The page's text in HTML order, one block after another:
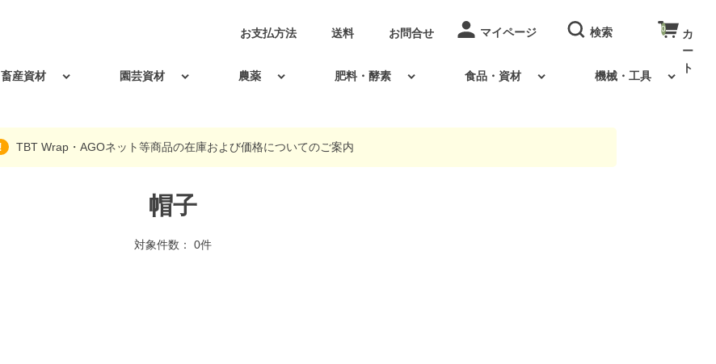
畜産資材 園芸資材 農薬 肥料・酵素 食品・資材 機械・工具
お支払方法 送料 お問合せ 0
TBT Wrap・AGOネット等商品の在庫および価格についてのご案内
帽子
対象件数： 0件